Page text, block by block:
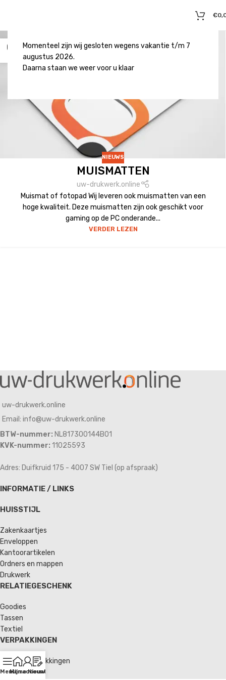
Momenteel zijn wij gesloten wegens vakantie t/m 7
augustus 2026.
Daarna staan we weer voor u klaar
€
02
NIEUWS
MUISMATTEN
uw-drukwerk.online
Muismat of fotopad Wij leveren ook muismatten van een
hoge kwaliteit. Deze muismatten zijn ook geschikt voor
gaming op de PC onderande...
VERDER LEZEN
uw-drukwerk.online
Email: info@uw-drukwerk.online
BTW-nummer: NL817300144B01
KVK-nummer: 11025593
Adres: Duifkruid 175 - 4007 SW Tiel (op afspraak)
INFORMATIE / LINKS
HUISSTIJL
Zakenkaartjes
Enveloppen
Kantoorartikelen
Ordners en mappen
Drukwerk
RELATIEGESCHENK
Goodies
Tassen
Textiel
VERPAKKINGEN
Verzendverpakkingen
Enveloppen
MenuHome
Mijn account
Nieuws